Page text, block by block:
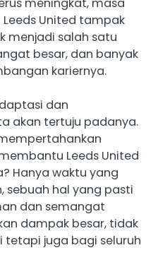
meningkat, masa
United tampak
menjadi salah satu
besar, dan banyak
kariernya.
dan
akan tertuju padanya.
Leeds United
Hanya waktu yang
sebuah hal yang pasti
dan semangat
dampak besar, tidak
tetapi juga bagi seluruh